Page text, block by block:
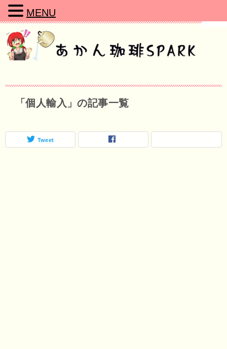
「個人輸入」の記事一覧
Tweet
MENU